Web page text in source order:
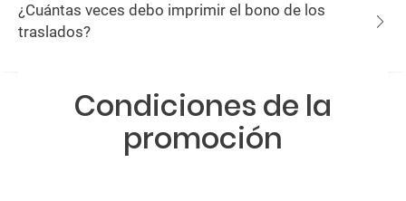
¿Cuántas veces debo imprimir el bono de los
traslados?
Condiciones de la
promoción